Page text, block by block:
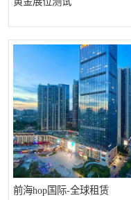
前海hop国际-全球租赁
宝安区
兴东
福田华强北
南山后海
车公庙